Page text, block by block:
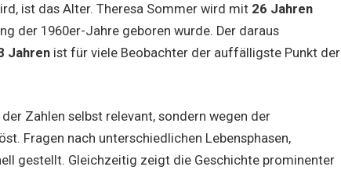
ist das Alter. Theresa Sommer wird mit 26 Jahren
der 1960er-Jahre geboren wurde. Der daraus
Jahren ist für viele Beobachter der auffälligste Punkt der
Zahlen selbst relevant, sondern wegen der
Fragen nach unterschiedlichen Lebensphasen,
gestellt. Gleichzeitig zeigt die Geschichte prominenter